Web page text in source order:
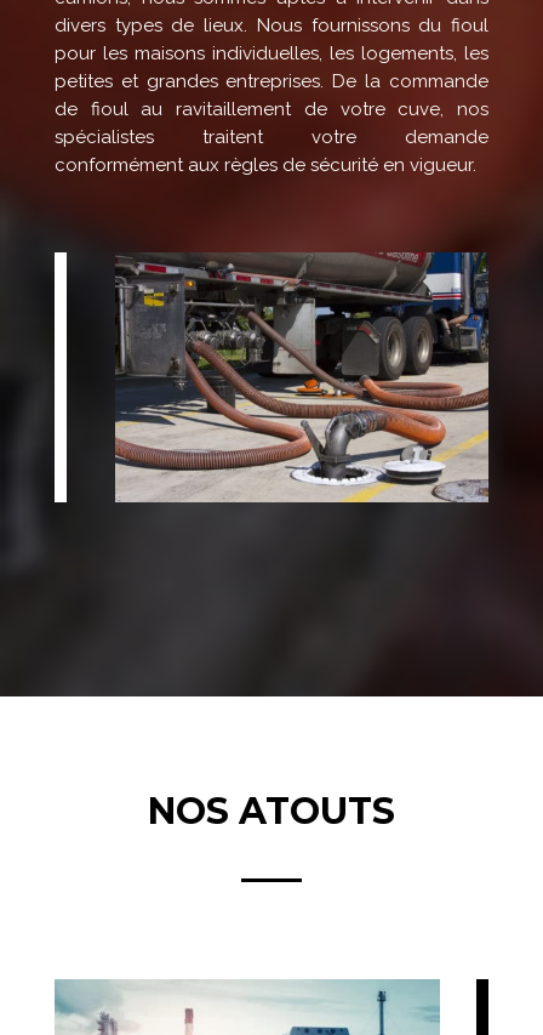
divers types de lieux. Nous fournissons du fioul
pour les maisons individuelles, les logements, les
petites et grandes entreprises. De la commande
de fioul au ravitaillement de votre cuve, nos
spécialistes traitent votre demande
conformément aux règles de sécurité en vigueur.
NOS ATOUTS